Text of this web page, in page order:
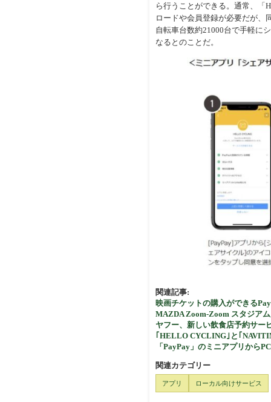
ら行うことができる。通常、「
ロードや会員登録が必要だが、
自転車台数約21000台で手軽に
なるとのことだ。
関連記事:
映画チケットの購入ができる
MAZDA Zoom-Zoom スタジア
ヤフー、新しい飲食店予約サー
｢HELLO CYCLING｣と｢
「PayPay」のミニアプリから
関連カテゴリー
アプリ ローカル向けサービス